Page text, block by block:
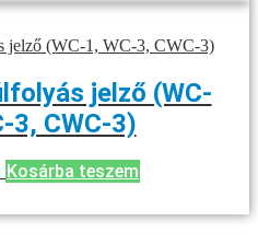
jelző (WC-
3, CWC-3)
Kosárba teszem